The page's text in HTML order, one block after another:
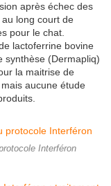
après échec des
long court de
pour le chat.
lactoferrine bovine
synthèse (Dermapliq)
la maitrise de
aucune étude
Interféron